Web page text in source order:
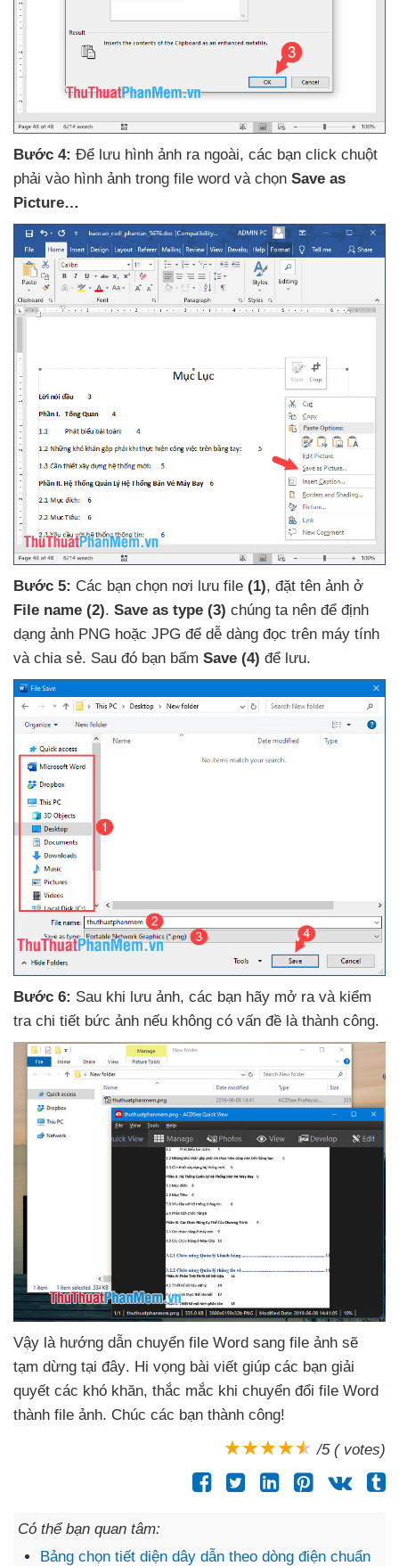
Bước 4: Để lưu hình ảnh ra ngoài, các bạn click chuột
phải vào hình ảnh trong file word và chọn Save as
Picture…
Bước 5: Các bạn chọn nơi lưu file (1), đặt tên ảnh ở
File name (2). Save as type (3) chúng ta nên để định
dạng ảnh PNG hoặc JPG để dễ dàng đọc trên máy tính
và chia sẻ. Sau đó bạn bấm Save (4) để lưu.
Bước 6: Sau khi lưu ảnh, các bạn hãy mở ra và kiểm
tra chi tiết bức ảnh nếu không có vấn đề là thành công.
Vậy là hướng dẫn chuyển file Word sang file ảnh sẽ
tạm dừng tại đây. Hi vọng bài viết giúp các bạn giải
quyết các khó khăn, thắc mắc khi chuyển đổi file Word
thành file ảnh. Chúc các bạn thành công!
/5 ( votes)
Có thể bạn quan tâm:
Bảng chọn tiết diện dây dẫn theo dòng điện chuẩn